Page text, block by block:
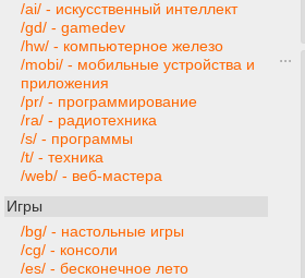
/ai/ - искусственный интеллект
/gd/ - gamedev
/hw/ - компьютерное железо
/mobi/ - мобильные устройства и
приложения
/pr/ - программирование
/ra/ - радиотехника
/s/ - программы
/t/ - техника
/web/ - веб-мастера
Игры
/bg/ - настольные игры
/cg/ - консоли
/es/ - бесконечное лето